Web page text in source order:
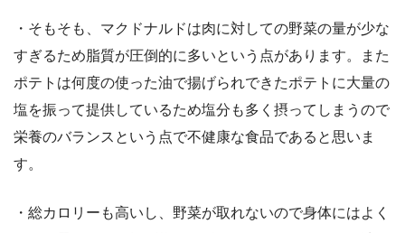
・そもそも、マクドナルドは肉に対しての野菜の量が少な
すぎるため脂質が圧倒的に多いという点があります。また
ポテトは何度の使った油で揚げられできたポテトに大量の
塩を振って提供しているため塩分も多く摂ってしまうので
栄養のバランスという点で不健康な食品であると思いま
す。
・総カロリーも高いし、野菜が取れないので身体にはよく